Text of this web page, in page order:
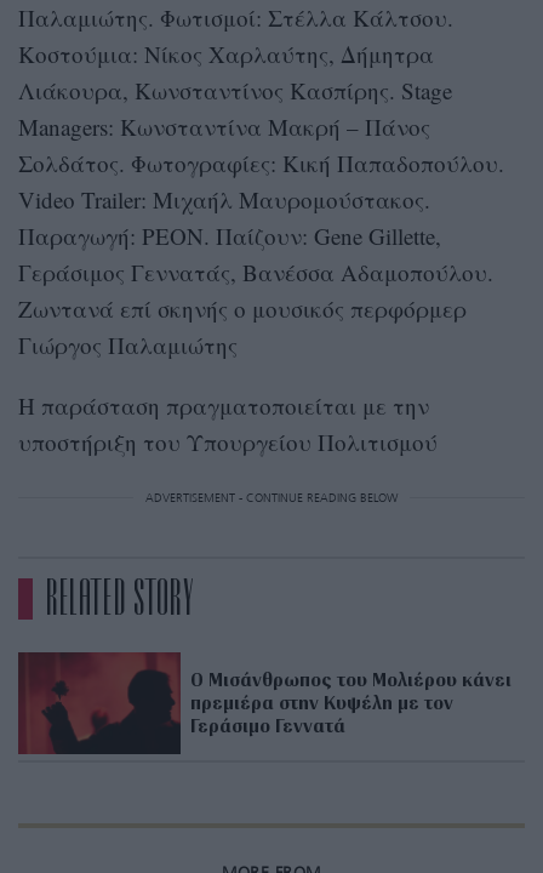
Παλαμιώτης. Φωτισμοί: Στέλλα Κάλτσου.
Κοστούμια: Νίκος Χαρλαύτης, Δήμητρα
Λιάκουρα, Κωνσταντίνος Κασπίρης. Stage
Managers: Κωνσταντίνα Μακρή – Πάνος
Σολδάτος. Φωτογραφίες: Κική Παπαδοπούλου.
Video Trailer: Μιχαήλ Μαυρομούστακος.
Παραγωγή: ΡΕΟΝ. Παίζουν: Gene Gillette,
Γεράσιμος Γεννατάς, Βανέσσα Αδαμοπούλου.
Ζωντανά επί σκηνής ο μουσικός περφόρμερ
Γιώργος Παλαμιώτης
Η παράσταση πραγματοποιείται με την
υποστήριξη του Υπουργείου Πολιτισμού
ADVERTISEMENT - CONTINUE READING BELOW
RELATED STORY
Ο Μισάνθρωπος του Μολιέρου κάνει
πρεμιέρα στην Κυψέλη με τον
Γεράσιμο Γεννατά